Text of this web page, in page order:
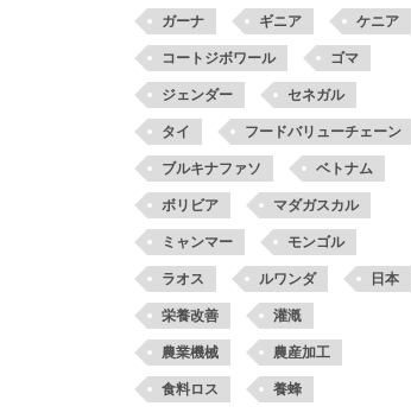
ガーナ ギニア ケニア
コートジボワール ゴマ
ジェンダー セネガル
タイ フードバリューチェーン
ブルキナファソ ベトナム
ボリビア マダガスカル
ミャンマー モンゴル
ラオス ルワンダ 日本
栄養改善 灌漑
農業機械 農産加工
食料ロス 養蜂